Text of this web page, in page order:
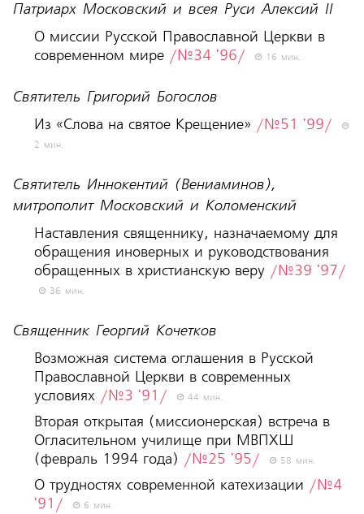
Патриарх Московский и всея Руси Алексий II
О миссии Русской Православной Церкви в
современном мире /№34 '96/ 16 мин.
Святитель Григорий Богослов
Из «Слова на святое Крещение» /№51 '99/
2 мин.
Святитель Иннокентий (Вениаминов),
митрополит Московский и Коломенский
Наставления священнику, назначаемому для
обращения иноверных и руководствования
обращенных в христианскую веру /№39 '97/
36 мин.
Священник Георгий Кочетков
Возможная cиcтема оглашения в Руccкой
Пpавоcлавной Цеpкви в cовpеменныx
уcловияx /№3 '91/ 44 мин.
Вторая открытая (миссионерская) встреча в
Огласительном училище при МВПХШ
(февраль 1994 года) /№25 '95/ 58 мин.
О трудностях современной катехизации /№4
'91/
6 мин.